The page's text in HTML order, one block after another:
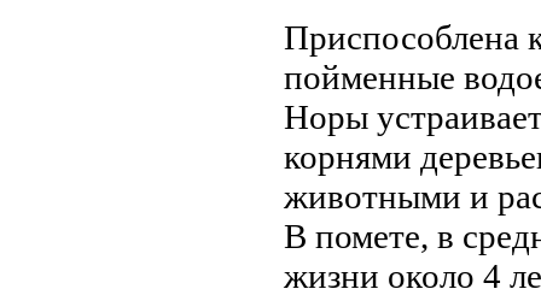
Приспособлена
пойменные
Норы
корнями
живот­ными и
В помете, в
жизни около 4